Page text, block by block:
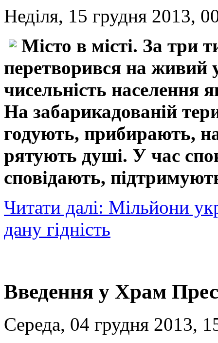
Неділя, 15 грудня 2013,
Місто в місті. За три
перетворився на живий
чисельність населення
На забарикадованій
годують, прибирають,
рятують душі. У час
сповідають,
Читати далі: Мільйони
дану гідність
Введення у Храм
Середа, 04 грудня 2013,